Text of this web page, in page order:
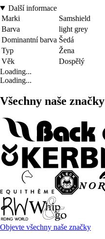
Další informace
Marki
Samshield
Barva
light grey
Dominantní barva Šedá
Typ
Žena
Věk
Dospělý
Loading...
Loading...
Všechny naše značky
Objevte všechny naše značky